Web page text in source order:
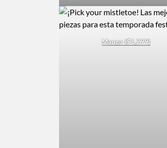
Mango ($1,299)